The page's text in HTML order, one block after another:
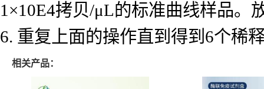
1×10E4拷贝/μL的标准曲线样品。
6. 重复上面的操作直到得到6个稀
相关产品：